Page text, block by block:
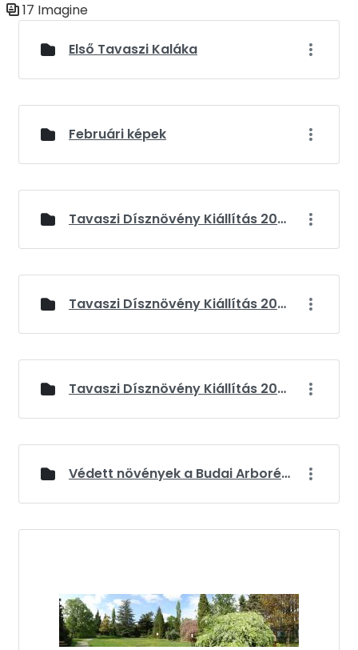
17 Imagine
Első Tavaszi Kaláka
Februári képek
Tavaszi Dísznövény Kiállítás 2024
Tavaszi Dísznövény Kiállítás 2025
Tavaszi Dísznövény Kiállítás 2026
Védett növények a Budai Arborétumban